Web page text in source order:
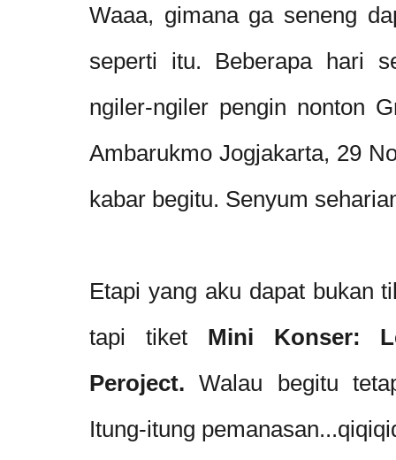
Waaa, gimana ga seneng
seperti itu. Beberapa hari
ngiler-ngiler pengin nonton
Ambarukmo Jogjakarta, 29
kabar begitu. Senyum
Etapi yang aku dapat bukan
tapi tiket Mini Konser:
Peroject. Walau begitu
Itung-itung